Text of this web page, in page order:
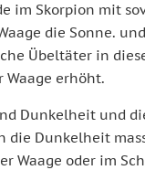
im Skorpion mit
die Sonne.
Übeltäter in
Waage erhöht.
Dunkelheit und
die Dunkelheit
Waage oder im